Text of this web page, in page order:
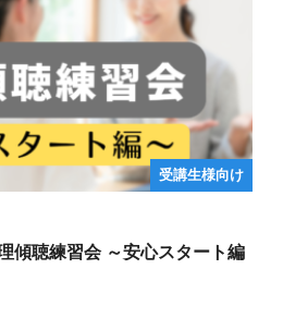
受講生様向け
傾聴練習会 ～安心スタート編